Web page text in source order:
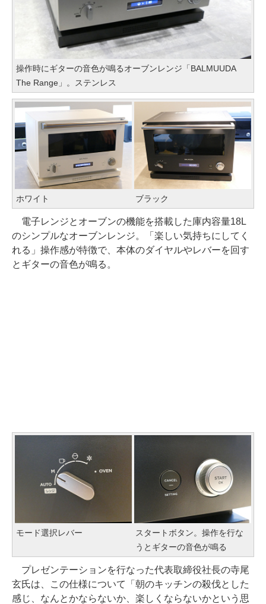
操作時にギターの音色が鳴るオーブンレンジ「BALMUUDA
The Range」。ステンレス
ホワイト ブラック
電子レンジとオーブンの機能を搭載した庫内容量18L
のシンプルなオーブンレンジ。「楽しい気持ちにしてく
れる」操作感が特徴で、本体のダイヤルやレバーを回す
とギターの音色が鳴る。
モード選択レバー
スタートボタン。操作を行な
うとギターの音色が鳴る
プレゼンテーションを行なった代表取締役社長の寺尾
玄氏は、この仕様について「朝のキッチンの殺伐とした
感じ、なんとかならないか、楽しくならないかという思